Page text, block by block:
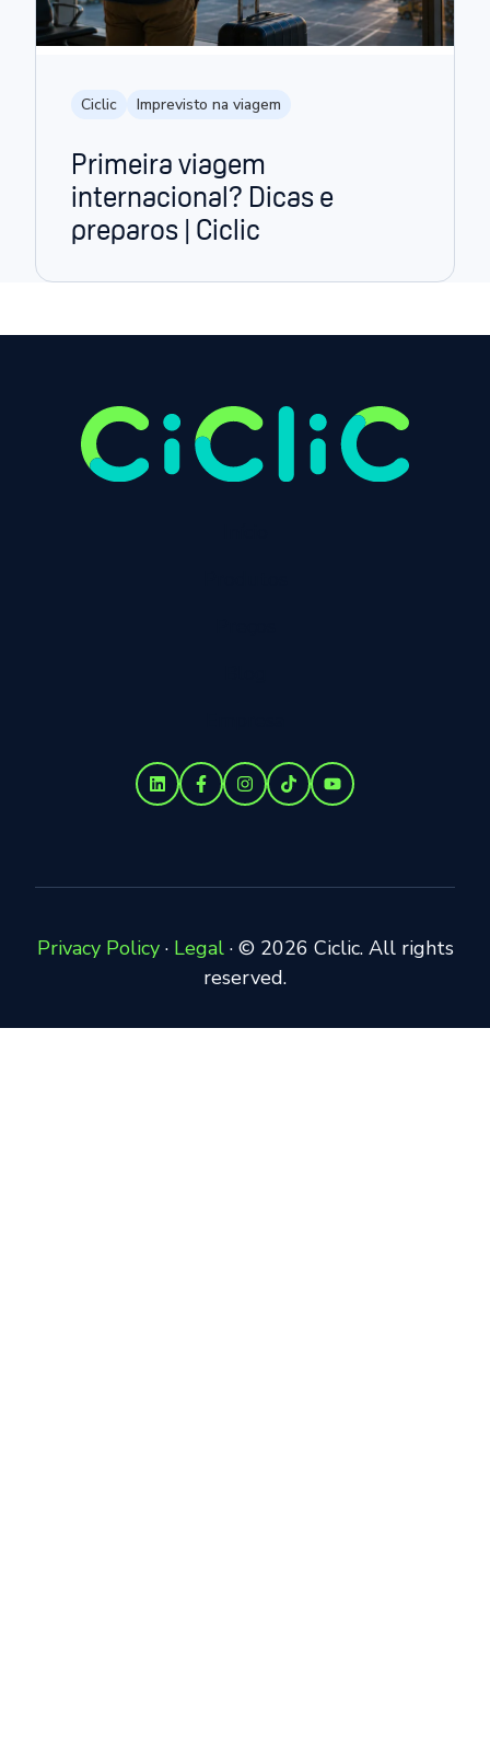
Ciclic Imprevisto na viagem
Primeira viagem
internacional? Dicas e
preparos | Ciclic
Privacy Policy· Legal· © 2026 Ciclic. All rights
reserved.